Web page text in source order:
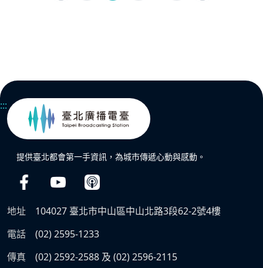
:::
提供臺北都會第一手資訊，為城市傳遞心動與感動。
地址
104027 臺北市中山區中山北路3段62-2號4樓
電話
(02) 2595-1233
傳真
(02) 2592-2588 及 (02) 2596-2115